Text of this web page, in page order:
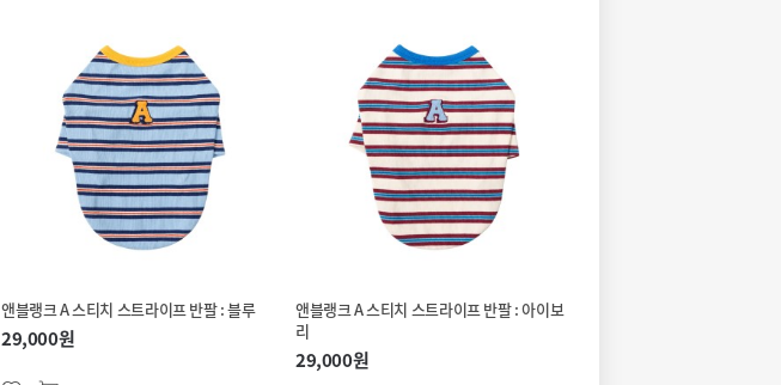
앤블랭크 A 스티치 스트라이프 반팔 : 블루
29,000원
앤블랭크 A 스티치 스트라이프 반팔 : 아이보
리
29,000원